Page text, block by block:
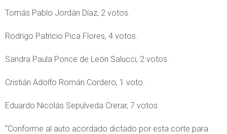
Tomás Pablo Jordán Díaz, 2 votos.
Rodrigo Patricio Pica Flores, 4 votos.
Sandra Paula Ponce de León Salucci, 2 votos.
Cristián Adolfo Román Cordero, 1 voto.
Eduardo Nicolás Sepúlveda Crerar, 7 votos.
“Conforme al auto acordado dictado por esta corte para